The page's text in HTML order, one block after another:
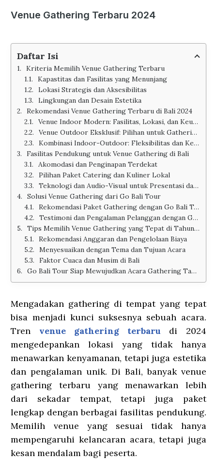
Venue Gathering Terbaru 2024
Daftar Isi
Kriteria Memilih Venue Gathering Terbaru
Kapastitas dan Fasilitas yang Menunjang
Lokasi Strategis dan Aksesibilitas
Lingkungan dan Desain Estetika
Rekomendasi Venue Gathering Terbaru di Bali 2024
Venue Indoor Modern: Fasilitas, Lokasi, dan Keunggulan
Venue Outdoor Eksklusif: Pilihan untuk Gathering dengan Pemandangan Alam
Kombinasi Indoor-Outdoor: Fleksibilitas dan Kenyamanan
Fasilitas Pendukung untuk Venue Gathering di Bali
Akomodasi dan Penginapan Terdekat
Pilihan Paket Catering dan Kuliner Lokal
Teknologi dan Audio-Visual untuk Presentasi dan Hiburan
Solusi Venue Gathering dari Go Bali Tour
Rekomendasi Paket Gathering dengan Go Bali Tour
Testimoni dan Pengalaman Pelanggan dengan Go Bali Tour
Tips Memilih Venue Gathering yang Tepat di Tahun 2024
Rekomendasi Anggaran dan Pengelolaan Biaya
Menyesuaikan dengan Tema dan Tujuan Acara
Faktor Cuaca dan Musim di Bali
Go Bali Tour Siap Mewujudkan Acara Gathering Tak Terlupakan
Mengadakan gathering di tempat yang tepat
bisa menjadi kunci suksesnya sebuah acara.
Tren venue gathering terbaru di 2024
mengedepankan lokasi yang tidak hanya
menawarkan kenyamanan, tetapi juga estetika
dan pengalaman unik. Di Bali, banyak venue
gathering terbaru yang menawarkan lebih
dari sekadar tempat, tetapi juga paket
lengkap dengan berbagai fasilitas pendukung.
Memilih venue yang sesuai tidak hanya
mempengaruhi kelancaran acara, tetapi juga
kesan mendalam bagi peserta.